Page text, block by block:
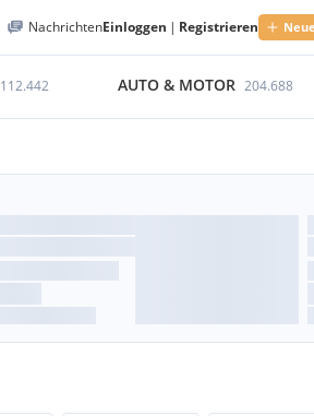
NachrichtenEinloggen | Registrieren
112.442 AUTO & MOTOR 204.688